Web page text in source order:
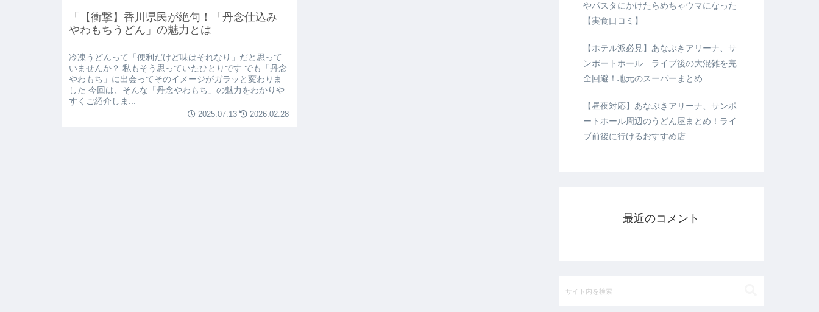
「【衝撃】香川県民が絶句！「丹念仕込み
やわもちうどん」の魅力とは
冷凍うどんって「便利だけど味はそれなり」だと思って
いませんか？ 私もそう思っていたひとりです でも「丹念
やわもち」に出会ってそのイメージがガラッと変わりま
した 今回は、そんな「丹念やわもち」の魅力をわかりや
すくご紹介しま...
2025.07.13 2026.02.28
やパスタにかけたらめちゃウマになった
【実食口コミ】
【ホテル派必見】あなぶきアリーナ、サ
ンポートホール ライブ後の大混雑を完
全回避！地元のスーパーまとめ
【昼夜対応】あなぶきアリーナ、サンポ
ートホール周辺のうどん屋まとめ！ライ
ブ前後に行けるおすすめ店
最近のコメント